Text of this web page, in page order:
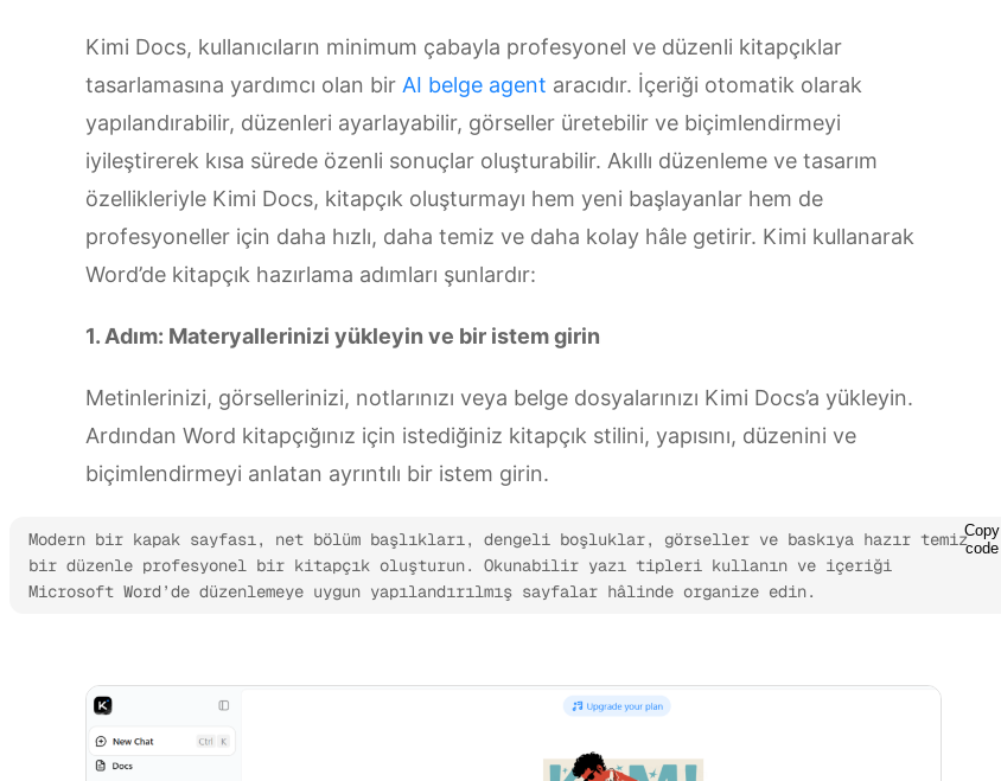
Kimi Docs, kullanıcıların minimum çabayla profesyonel ve düzenli kitapçıklar
tasarlamasına yardımcı olan bir AI belge agent aracıdır. İçeriği otomatik olarak
yapılandırabilir, düzenleri ayarlayabilir, görseller üretebilir ve biçimlendirmeyi
iyileştirerek kısa sürede özenli sonuçlar oluşturabilir. Akıllı düzenleme ve tasarım
özellikleriyle Kimi Docs, kitapçık oluşturmayı hem yeni başlayanlar hem de
profesyoneller için daha hızlı, daha temiz ve daha kolay hâle getirir. Kimi kullanarak
Word’de kitapçık hazırlama adımları şunlardır:
1. Adım: Materyallerinizi yükleyin ve bir istem girin
Metinlerinizi, görsellerinizi, notlarınızı veya belge dosyalarınızı Kimi Docs’a yükleyin.
Ardından Word kitapçığınız için istediğiniz kitapçık stilini, yapısını, düzenini ve
biçimlendirmeyi anlatan ayrıntılı bir istem girin.
Modern bir kapak sayfası, net bölüm başlıkları, dengeli boşluklar, görseller ve baskıya hazır temiz
bir düzenle profesyonel bir kitapçık oluşturun. Okunabilir yazı tipleri kullanın ve içeriği
Microsoft Word’de düzenlemeye uygun yapılandırılmış sayfalar hâlinde organize edin.
Copy
code